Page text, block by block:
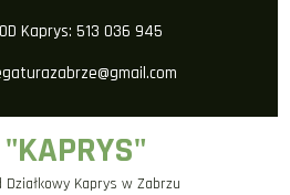
Kaprys: 513 036 945
"KAPRYS"
Działkowy Kaprys w Zabrzu